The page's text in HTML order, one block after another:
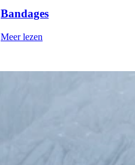
Bandages
Meer lezen